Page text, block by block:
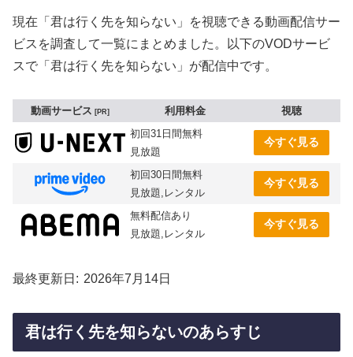
現在「君は行く先を知らない」を視聴できる動画配信サー
ビスを調査して一覧にまとめました。以下のVODサービ
スで「君は行く先を知らない」が配信中です。
動画サービス PR 利用料金
視聴
初回31日間無料
見放題
今すぐ見る
初回30日間無料
見放題,レンタル
今すぐ見る
無料配信あり
見放題,レンタル
今すぐ見る
最終更新日 2026年7月14日
君は行く先を知らないのあらすじ